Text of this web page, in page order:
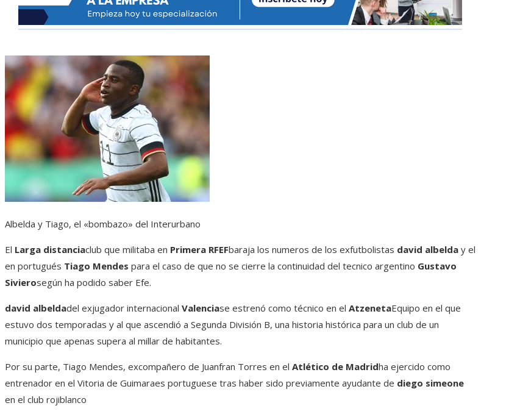
Albelda y Tiago, el «bombazo» del Interurbano
El Larga distanciaclub que militaba en Primera RFEFbaraja los numeros de los exfutbolistas david albelda y el
en portugués Tiago Mendes para el caso de que no se cierre la continuidad del tecnico argentino Gustavo
Sivierosegún ha podido saber Efe.
david albeldadel exjugador internacional Valenciase estrenó como técnico en el AtzenetaEquipo en el que
estuvo dos temporadas y al que ascendió a Segunda División B, una historia histórica para un club de un
municipio que apenas supera al millar de habitantes.
Por su parte, Tiago Mendes, excompañero de Juanfran Torres en el Atlético de Madridha ejercido como
entrenador en el Vitoria de Guimaraes portuguese tras haber sido previamente ayudante de diego simeone
en el club rojiblanco